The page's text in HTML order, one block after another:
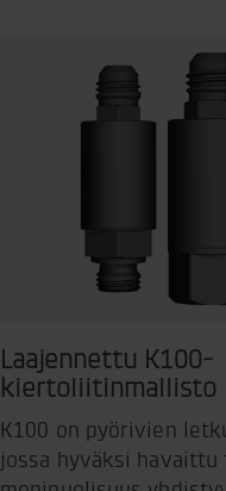
Laajennettu K100-
kiertoliitinmallisto
K100 on pyörivien
jossa hyväksi